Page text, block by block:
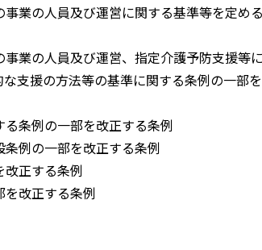
の人員及び運営に関する基準等を定める
の人員及び運営、指定介護予防支援等に
方法等の基準に関する条例の一部を
条例の一部を改正する条例
例の一部を改正する条例
正する条例
改正する条例